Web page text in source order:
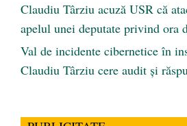
Claudiu Târziu acuză USR că
apelul unei deputate privind ora
Val de incidente cibernetice în
Claudiu Târziu cere audit și